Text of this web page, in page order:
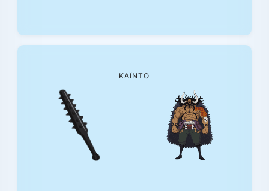
ΚΆΙΝΤΟ